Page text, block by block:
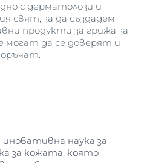
с дерматолози и
свят, за да създадем
продукти за грижа за
да се доверят и
наука за
за кожата, която